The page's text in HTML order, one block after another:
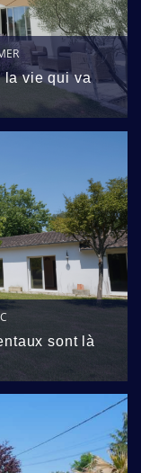
la vie qui va
sont là